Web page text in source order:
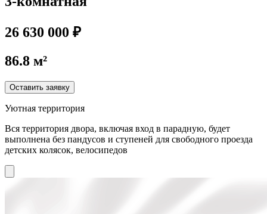
26 630 000 ₽
86.8 м²
Оставить заявку
Уютная территория
Вся территория двора, включая вход в парадную, будет
выполнена без пандусов и ступеней для свободного проезда
детских колясок, велосипедов